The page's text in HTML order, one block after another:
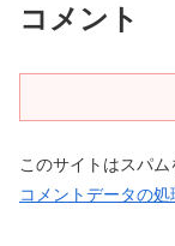
コメント
このサイトはスパ
コメントデータの